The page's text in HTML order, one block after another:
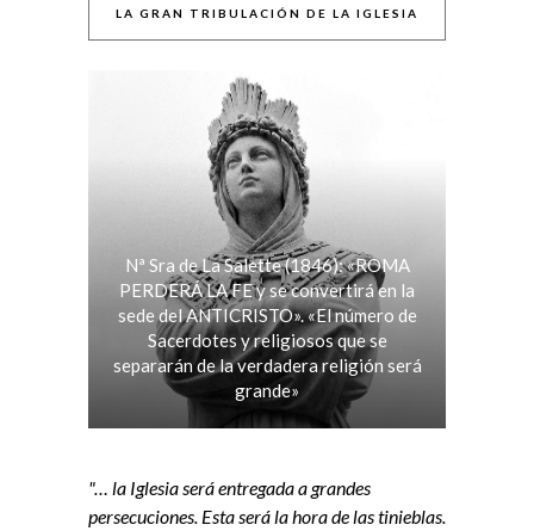
LA GRAN TRIBULACIÓN DE LA IGLESIA
Nª Sra de La Salette (1846): «ROMA
PERDERÁ LA FE y se convertirá en la
sede del ANTICRISTO». «El número de
Sacerdotes y religiosos que se
separarán de la verdadera religión será
grande»
"… la Iglesia será entregada a grandes
persecuciones. Esta será la hora de las tinieblas.